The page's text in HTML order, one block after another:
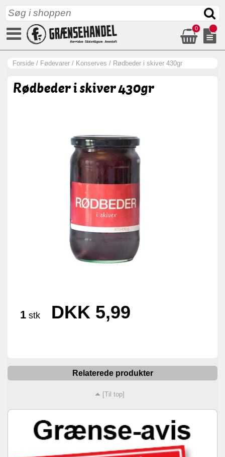
0
Forside / Fødevarer / Konserves / Rødbeder i skiver 430gr
Rødbeder i skiver 430gr
1 stk DKK 5,99
Relaterede produkter
[Til top]